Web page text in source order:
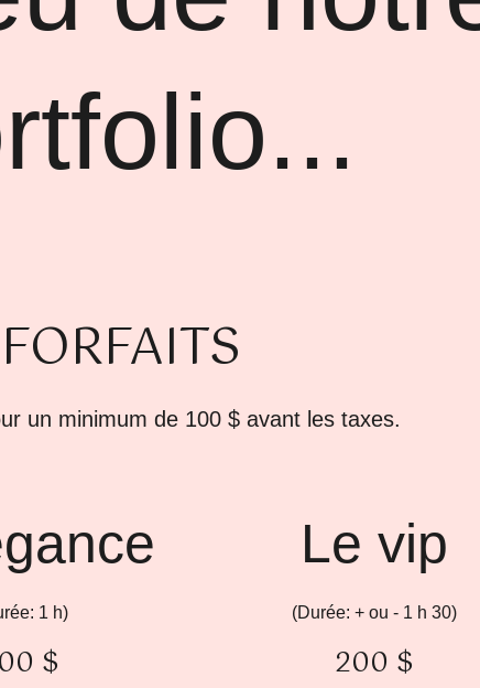
FORFAITS
un minimum de 100 $ avant les taxes.
1 h)
$
Le vip
(Durée: + ou - 1 h 30)
200 $